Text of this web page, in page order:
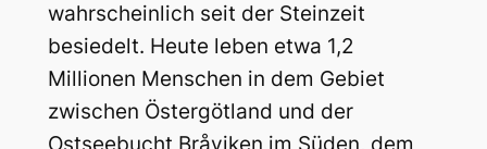
wahrscheinlich seit der Steinzeit
besiedelt. Heute leben etwa 1,2
Millionen Menschen in dem Gebiet
zwischen Östergötland und der